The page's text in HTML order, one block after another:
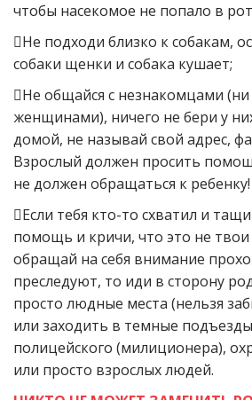
чтобы насекомое не попало в
Не подходи близко к собакам,
собаки щенки и собака кушает;
Не общайся с незнакомцами
женщинами), ничего не бери у
домой, не называй свой адрес,
Взрослый должен просить
не должен обращаться к ребенку!
Если тебя кто-то схватил и
помощь и кричи, что это не
обращай на себя внимание
преследуют, то иди в сторону
просто людные места (нельзя
или заходить в темные
полицейского (милиционера),
или просто взрослых людей.